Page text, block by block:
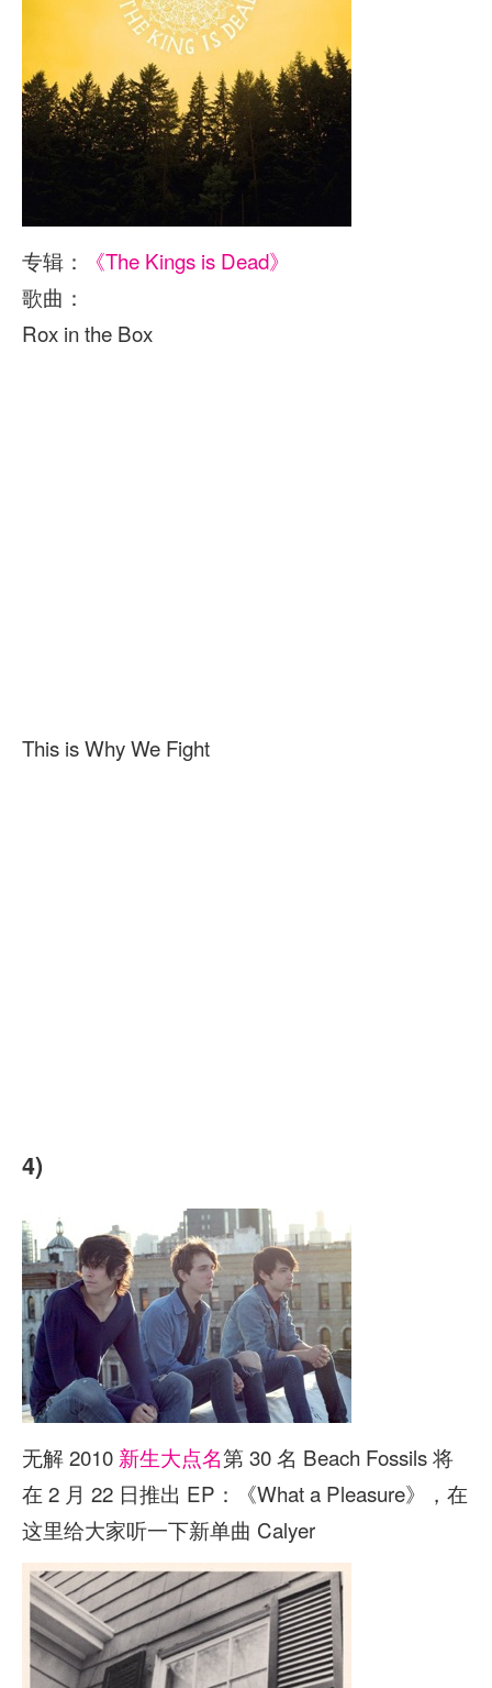
专辑：
《The Kings is Dead》
歌曲：
Rox in the Box
This is Why We Fight
4)
无解 2010 新生大点名第 30 名 Beach Fossils 将
在 2 月 22 日推出 EP：《What a Pleasure》，在
这里给大家听一下新单曲 Calyer